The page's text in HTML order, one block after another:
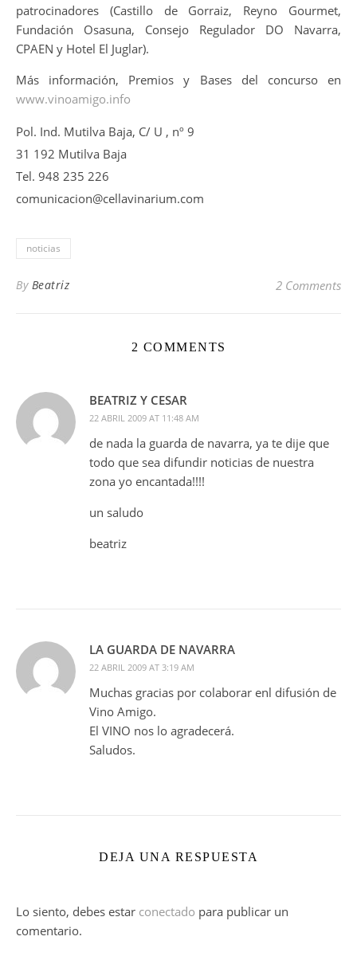
patrocinadores (Castillo de Gorraiz, Reyno Gourmet,
Fundación Osasuna, Consejo Regulador DO Navarra,
CPAEN y Hotel El Juglar).
Más información, Premios y Bases del concurso en
www.vinoamigo.info
Pol. Ind. Mutilva Baja, C/ U , nº 9
31 192 Mutilva Baja
Tel. 948 235 226
comunicacion@cellavinarium.com
noticias
By Beatriz 2 Comments
2 COMMENTS
BEATRIZ Y CESAR
22 ABRIL 2009 AT 11:48 AM
de nada la guarda de navarra, ya te dije que
todo que sea difundir noticias de nuestra
zona yo encantada!!!!
un saludo
beatriz
LA GUARDA DE NAVARRA
22 ABRIL 2009 AT 3:19 AM
Muchas gracias por colaborar enl difusión de
Vino Amigo.
El VINO nos lo agradecerá.
Saludos.
DEJA UNA RESPUESTA
Lo siento, debes estar conectado para publicar un
comentario.